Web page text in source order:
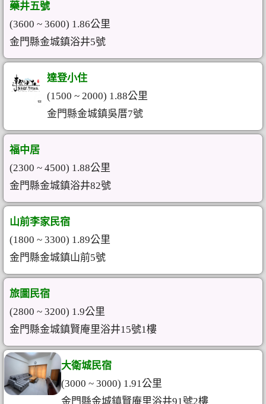
藥井五號
(3600 ~ 3600) 1.86公里
金門縣金城鎮浴井5號
達登小住
(1500 ~ 2000) 1.88公里
金門縣金城鎮吳厝7號
福中居
(2300 ~ 4500) 1.88公里
金門縣金城鎮浴井82號
山前李家民宿
(1800 ~ 3300) 1.89公里
金門縣金城鎮山前5號
旅圖民宿
(2800 ~ 3200) 1.9公里
金門縣金城鎮賢庵里浴井15號1樓
大衛城民宿
(3000 ~ 3000) 1.91公里
金門縣金城鎮賢庵里浴井91號2樓